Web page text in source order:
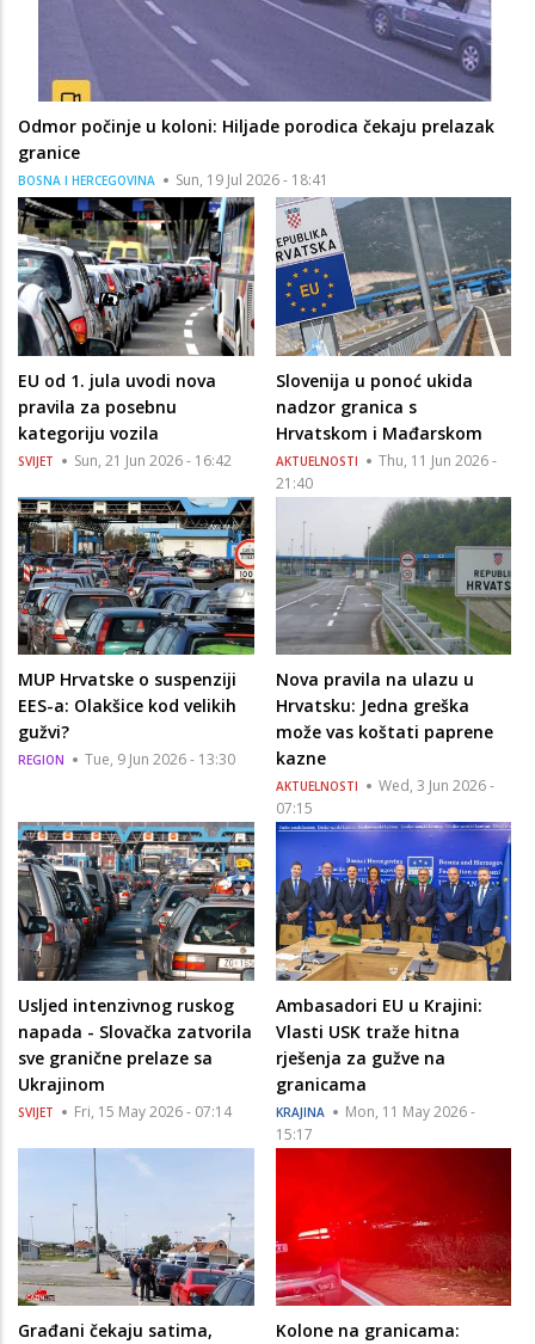
Odmor počinje u koloni: Hiljade porodica čekaju prelazak
granice
BOSNA I HERCEGOVINA Sun, 19 Jul 2026 - 18:41
EU od 1. jula uvodi nova
pravila za posebnu
kategoriju vozila
SVIJET Sun, 21 Jun 2026 - 16:42
Slovenija u ponoć ukida
nadzor granica s
Hrvatskom i Mađarskom
AKTUELNOSTI
Thu, 11 Jun 2026 -
21:40
MUP Hrvatske o suspenziji
EES-a: Olakšice kod velikih
gužvi?
REGION Tue, 9 Jun 2026 - 13:30
Nova pravila na ulazu u
Hrvatsku: Jedna greška
može vas koštati paprene
kazne
AKTUELNOSTI
Wed, 3 Jun 2026 -
07:15
Usljed intenzivnog ruskog
napada - Slovačka zatvorila
sve granične prelaze sa
Ukrajinom
SVIJET Fri, 15 May 2026 - 07:14
Ambasadori EU u Krajini:
Vlasti USK traže hitna
rješenja za gužve na
granicama
KRAJINA
Mon, 11 May 2026 -
15:17
Građani čekaju satima,
Kolone na granicama: